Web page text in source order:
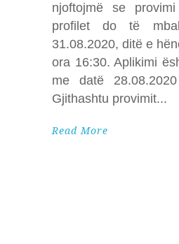
njoftojmë se
profilet do të
31.08.2020, ditë e
ora 16:30. Aplikimi
me datë
Gjithashtu provimit
Read More